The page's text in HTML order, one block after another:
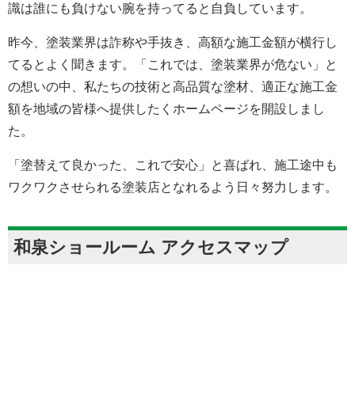
識は誰にも負けない腕を持ってると自負しています。
昨今、塗装業界は詐称や手抜き、高額な施工金額が横行し
てるとよく聞きます。「これでは、塗装業界が危ない」と
の想いの中、私たちの技術と高品質な塗材、適正な施工金
額を地域の皆様へ提供したくホームページを開設しまし
た。
「塗替えて良かった、これで安心」と喜ばれ、施工途中も
ワクワクさせられる塗装店となれるよう日々努力します。
和泉ショールーム アクセスマップ